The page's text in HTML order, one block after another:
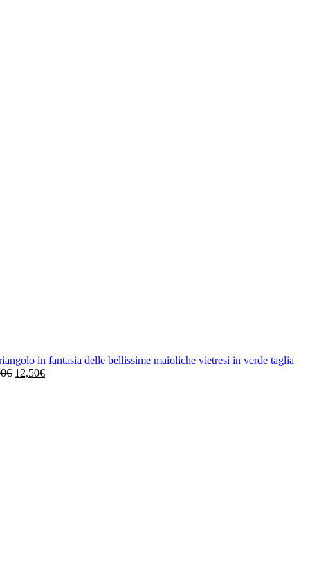
in fantasia delle bellissime maioliche vietresi in verde taglia
€ Il12,50€Il